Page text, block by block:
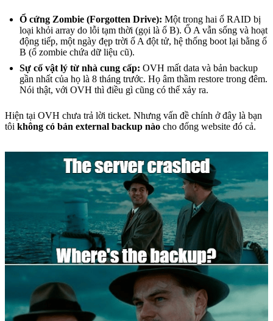
Ổ cứng Zombie (Forgotten Drive): Một trong hai ổ RAID bị
loại khỏi array do lỗi tạm thời (gọi là ổ B). Ổ A vẫn sống và hoạt
động tiếp, một ngày đẹp trời ổ A đột tử, hệ thống boot lại bằng ổ
B (ổ zombie chứa dữ liệu cũ).
Sự cố vật lý từ nhà cung cấp: OVH mất data và bản backup
gần nhất của họ là 8 tháng trước. Họ âm thầm restore trong đêm.
Nói thật, với OVH thì điều gì cũng có thể xảy ra.
Hiện tại OVH chưa trả lời ticket. Nhưng vấn đề chính ở đây là bạn
tôi không có bản external backup nào cho đống website đó cả.